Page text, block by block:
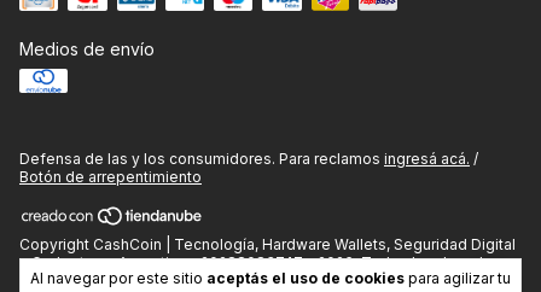
Al navegar por este sitio aceptás el uso de cookies para agilizar tu
Medios de envío
Defensa de las y los consumidores. Para reclamos ingresá acá. /
Botón de arrepentimiento
Copyright CashCoin | Tecnología, Hardware Wallets, Seguridad Digital
y Gadgets en Argentina - 20288083747 - 2026. Todos los derechos
reservados.